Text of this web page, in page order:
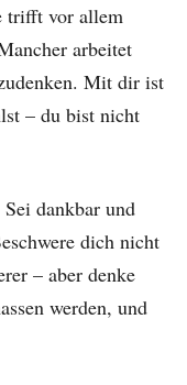
trifft vor allem
arbeitet
Mit dir ist
– du bist nicht
Sei dankbar und
dich nicht
– aber denke
werden, und